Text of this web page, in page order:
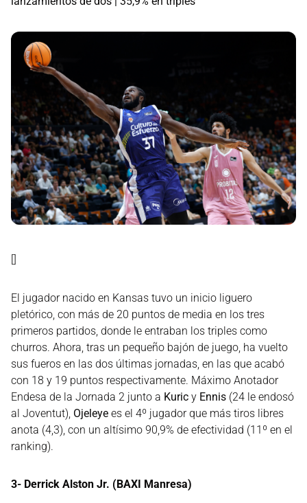
[]
El jugador nacido en Kansas tuvo un inicio liguero
pletórico, con más de 20 puntos de media en los tres
primeros partidos, donde le entraban los triples como
churros. Ahora, tras un pequeño bajón de juego, ha vuelto
sus fueros en las dos últimas jornadas, en las que acabó
con 18 y 19 puntos respectivamente. Máximo Anotador
Endesa de la Jornada 2 junto a Kuric y Ennis (24 le endosó
al Joventut), Ojeleye es el 4º jugador que más tiros libres
anota (4,3), con un altísimo 90,9% de efectividad (11º en el
ranking).
3- Derrick Alston Jr. (BAXI Manresa)